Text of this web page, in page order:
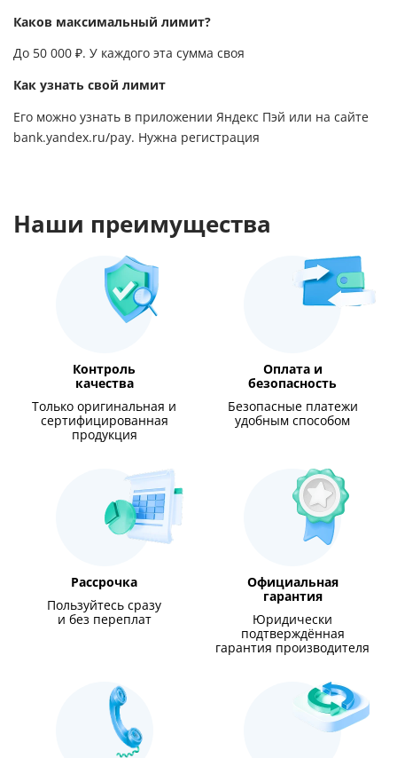
Каков максимальный лимит?
До 50 000 ₽. У каждого эта сумма своя
Как узнать свой лимит
Его можно узнать в приложении Яндекс Пэй или на сайте
bank.yandex.ru/pay. Нужна регистрация
Наши преимущества
Контроль
качества
Только оригинальная и
сертифицированная
продукция
Оплата и
безопасность
Безопасные платежи
удобным способом
Рассрочка
Пользуйтесь сразу
и без переплат
Официальная
гарантия
Юридически
подтверждённая
гарантия производителя